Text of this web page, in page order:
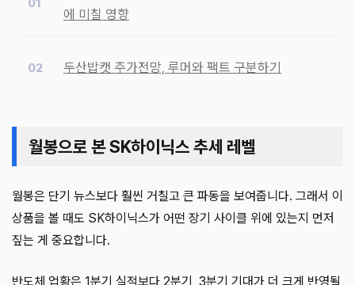
에 미칠 영향
두산밥캣 주가전망, 루머와 팩트 구분하기
월봉으로 본 SK하이닉스 추세 레벨
월봉은 단기 뉴스보다 훨씬 거칠고 큰 파동을 보여줍니다. 그래서 이
상품을 볼 때도 SK하이닉스가 어떤 장기 사이클 위에 있는지 먼저
짚는 게 중요합니다.
반도체 업황은 1분기 실적보다 2분기, 3분기 기대가 더 크게 반영될